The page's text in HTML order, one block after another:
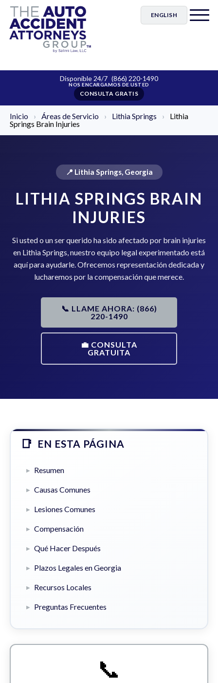
ENGLISH
Disponible 24/7 (866) 220-1490
CONSULTA GRATIS
Inicio › Áreas de Servicio › Lithia Springs ›
Lithia
Springs Brain Injuries
📍 Lithia Springs, Georgia
LITHIA SPRINGS BRAIN
INJURIES
Si usted o un ser querido ha sido afectado por brain injuries
en Lithia Springs, nuestro equipo legal experimentado está
aquí para ayudarle. Ofrecemos representación dedicada y
lucharemos por la compensación que merece.
📞 LLAME AHORA: (866)
220-1490
💼 CONSULTA
GRATUITA
EN ESTA PÁGINA
Resumen
Causas Comunes
Lesiones Comunes
Compensación
Qué Hacer Después
Plazos Legales en Georgia
Recursos Locales
Preguntas Frecuentes
📞